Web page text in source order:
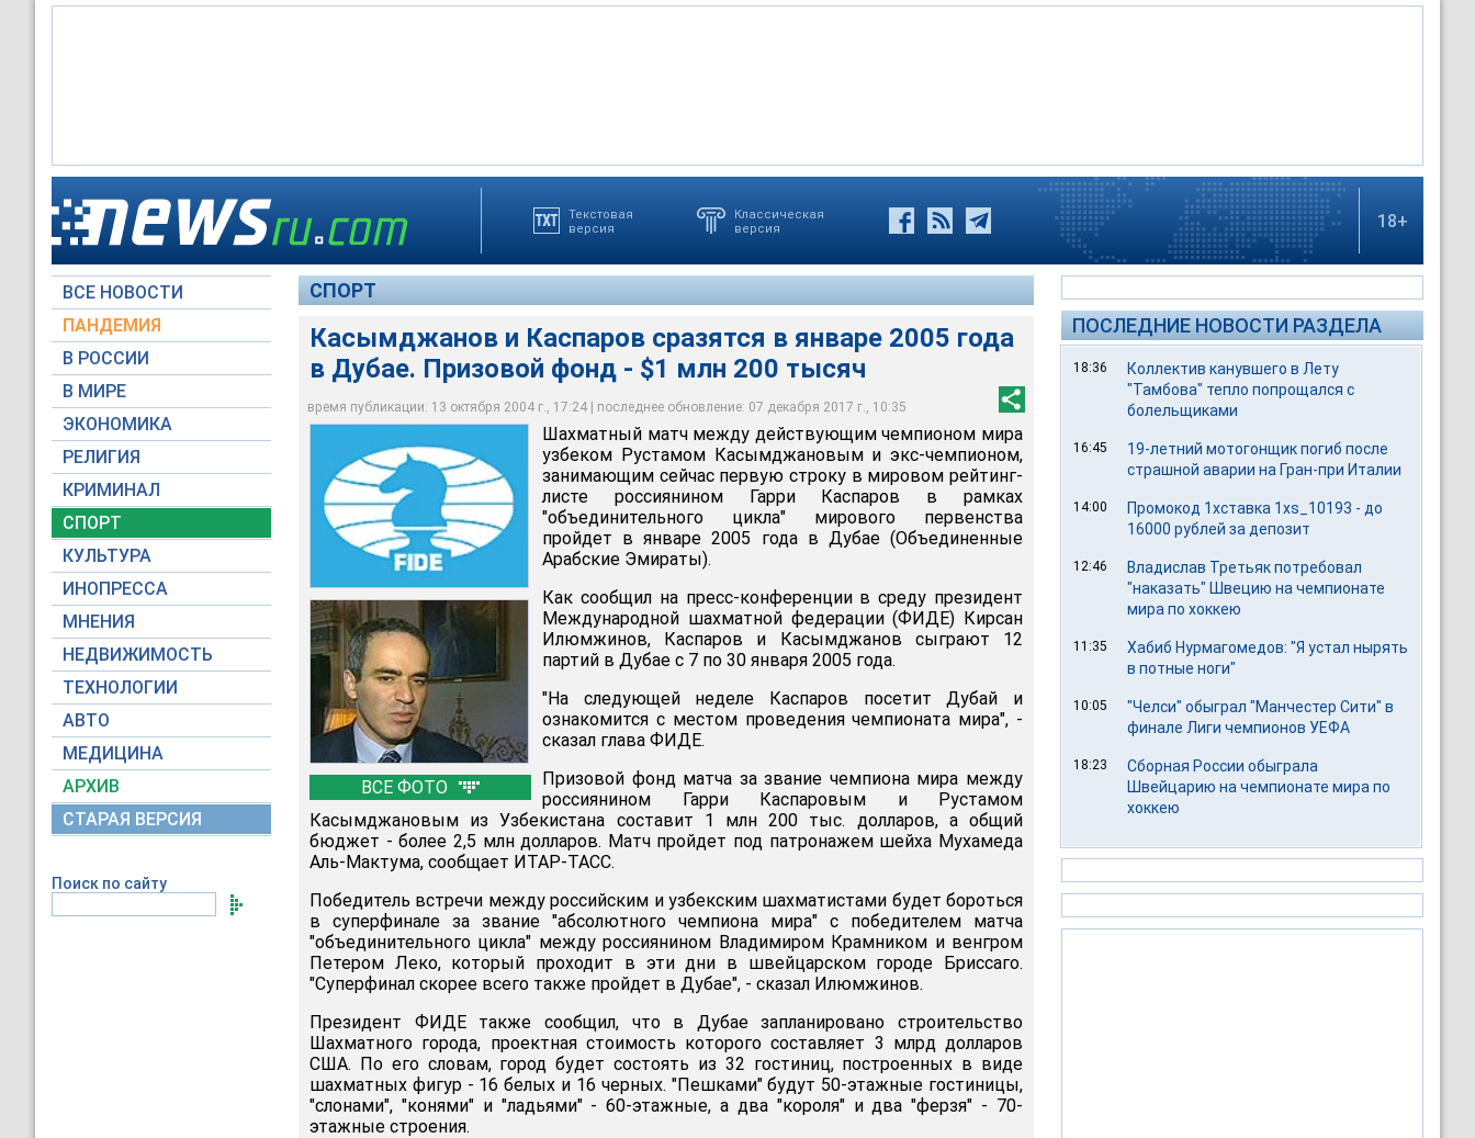
Текстовая
версия
Классическая
версия
18+
ВСЕ НОВОСТИ
ПАНДЕМИЯ
В РОССИИ
В МИРЕ
ЭКОНОМИКА
РЕЛИГИЯ
КРИМИНАЛ
СПОРТ
КУЛЬТУРА
ИНОПРЕССА
МНЕНИЯ
НЕДВИЖИМОСТЬ
ТЕХНОЛОГИИ
АВТО
МЕДИЦИНА
АРХИВ
СТАРАЯ ВЕРСИЯ
Поиск по сайту
СПОРТ
Касымджанов и Каспаров сразятся в январе 2005 года
в Дубае. Призовой фонд - $1 млн 200 тысяч
время публикации: 13 октября 2004 г., 17:24 | последнее обновление: 07 декабря 2017 г., 10:35
ВСЕ ФОТО
Как сообщил на пресс-конференции в среду президент Международной шахматной
федерации (ФИДЕ) Кирсан Илюмжинов, Каспаров и Касымджанов сыграют 12 партий
в Дубае с 7 по 30 января 2005 года
Архив NEWSru.com
Гарри Каспаров
Архив NEWSru.com
Рустам Касымджанов
www.uzsport.com
Шахматный матч между действующим чемпионом мира
узбеком Рустамом Касымджановым и экс-чемпионом,
занимающим сейчас первую строку в мировом рейтинг-
листе россиянином Гарри Каспаров в рамках
"объединительного цикла" мирового первенства
пройдет в январе 2005 года в Дубае (Объединенные
Арабские Эмираты).
Как сообщил на пресс-конференции в среду президент
Международной шахматной федерации (ФИДЕ) Кирсан
Илюмжинов, Каспаров и Касымджанов сыграют 12
партий в Дубае с 7 по 30 января 2005 года.
"На следующей неделе Каспаров посетит Дубай и
ознакомится с местом проведения чемпионата мира", -
сказал глава ФИДЕ.
Призовой фонд матча за звание чемпиона мира между
россиянином Гарри Каспаровым и Рустамом
Касымджановым из Узбекистана составит 1 млн 200 тыс. долларов, а общий
бюджет - более 2,5 млн долларов. Матч пройдет под патронажем шейха Мухамеда
Аль-Мактума, сообщает ИТАР-ТАСС.
Победитель встречи между российским и узбекским шахматистами будет бороться
в суперфинале за звание "абсолютного чемпиона мира" с победителем матча
"объединительного цикла" между россиянином Владимиром Крамником и венгром
Петером Леко, который проходит в эти дни в швейцарском городе Бриссаго.
"Суперфинал скорее всего также пройдет в Дубае", - сказал Илюмжинов.
Президент ФИДЕ также сообщил, что в Дубае запланировано строительство
Шахматного города, проектная стоимость которого составляет 3 млрд долларов
США. По его словам, город будет состоять из 32 гостиниц, построенных в виде
шахматных фигур - 16 белых и 16 черных. "Пешками" будут 50-этажные гостиницы,
"слонами", "конями" и "ладьями" - 60-этажные, а два "короля" и два "ферзя" - 70-
этажные строения.
ПОСЛЕДНИЕ НОВОСТИ РАЗДЕЛА
18:36
Коллектив канувшего в Лету
"Тамбова" тепло попрощался с
болельщиками
16:45
19-летний мотогонщик погиб после
страшной аварии на Гран-при Италии
14:00
Промокод 1хставка 1xs_10193 - до
16000 рублей за депозит
12:46
Владислав Третьяк потребовал
"наказать" Швецию на чемпионате
мира по хоккею
11:35
Хабиб Нурмагомедов: "Я устал нырять
в потные ноги"
10:05
"Челси" обыграл "Манчестер Сити" в
финале Лиги чемпионов УЕФА
18:23
Сборная России обыграла
Швейцарию на чемпионате мира по
хоккею